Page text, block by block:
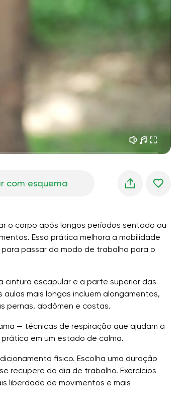
sonhos matinais
02:00
silêncio da montanha
a voz do vento
floresta da primavera 02:00
com esquema
o corpo após longos períodos sentado ou
Essa prática melhora a mobilidade
passar do modo de trabalho para o
cintura escapular e a parte superior das
mais longas incluem alongamentos,
pernas, abdômen e costas.
— técnicas de respiração que ajudam a
em um estado de calma.
físico. Escolha uma duração
recupere do dia de trabalho. Exercícios
liberdade de movimentos e mais